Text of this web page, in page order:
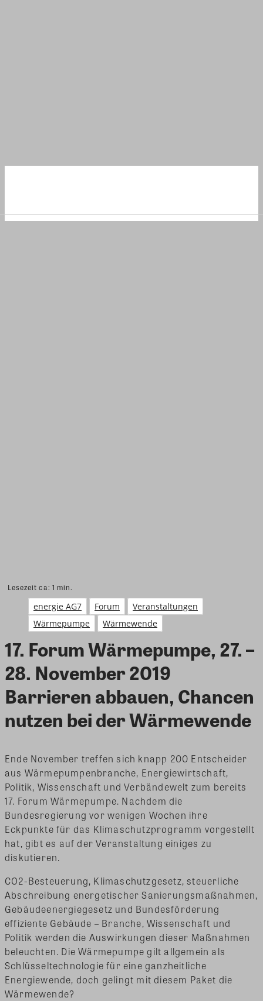
Lesezeit ca: 1 min.
energie AG7 Forum
Veranstaltungen
Wärmepumpe
Wärmewende
17. Forum Wärmepumpe, 27. –
28. November 2019
Barrieren abbauen, Chancen
nutzen bei der Wärmewende
Ende November treffen sich knapp 200 Entscheider
aus Wärmepumpenbranche, Energiewirtschaft,
Politik, Wissenschaft und Verbändewelt zum bereits
17. Forum Wärmepumpe. Nachdem die
Bundesregierung vor wenigen Wochen ihre
Eckpunkte für das Klimaschutzprogramm vorgestellt
hat, gibt es auf der Veranstaltung einiges zu
diskutieren.
CO2-Besteuerung, Klimaschutzgesetz, steuerliche
Abschreibung energetischer Sanierungsmaßnahmen,
Gebäudeenergiegesetz und Bundesförderung
effiziente Gebäude – Branche, Wissenschaft und
Politik werden die Auswirkungen dieser Maßnahmen
beleuchten. Die Wärmepumpe gilt allgemein als
Schlüsseltechnologie für eine ganzheitliche
Energiewende, doch gelingt mit diesem Paket die
Wärmewende?